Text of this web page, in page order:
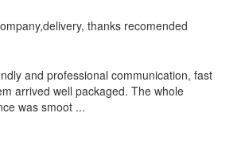
thanks recomended
and professional communication, fast
arrived well packaged. The whole
was smoot ...